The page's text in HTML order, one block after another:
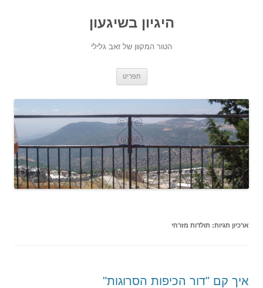
היגיון בשיגעון
הטור המקוון של זאב גלילי
תפריט
ארכיון תגיות: תולדות מזרחי
איך קם "דור הכיפות הסרוגות"